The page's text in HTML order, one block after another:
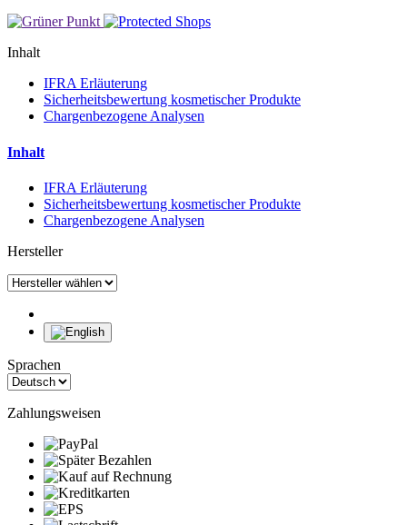
Inhalt
IFRA Erläuterung
Sicherheitsbewertung kosmetischer Produkte
Chargenbezogene Analysen
Inhalt
IFRA Erläuterung
Sicherheitsbewertung kosmetischer Produkte
Chargenbezogene Analysen
Hersteller
Sprachen
Zahlungsweisen